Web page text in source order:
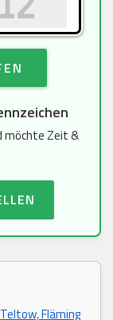
möchte Zeit &
Fläming